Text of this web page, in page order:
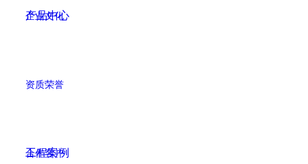
企业文化
资质荣誉
合作客户
产品中心
工程案例